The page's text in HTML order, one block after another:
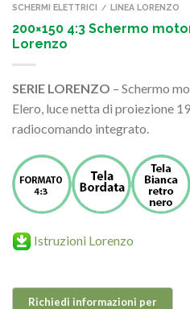
SCHERMI ELETTRICI / LINEA LORENZO
200×150 4:3 Schermo
Lorenzo
SERIE LORENZO – Schermo
Elero, luce netta di proiezione
radiocomando integrato.
Istruzioni Lorenzo